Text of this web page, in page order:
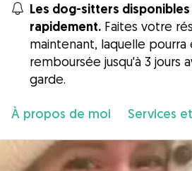
Les dog-sitters
rapidement. Faites votre
maintenant, laquelle
remboursée jusqu'à 3 jours
garde.
À propos de moi Services